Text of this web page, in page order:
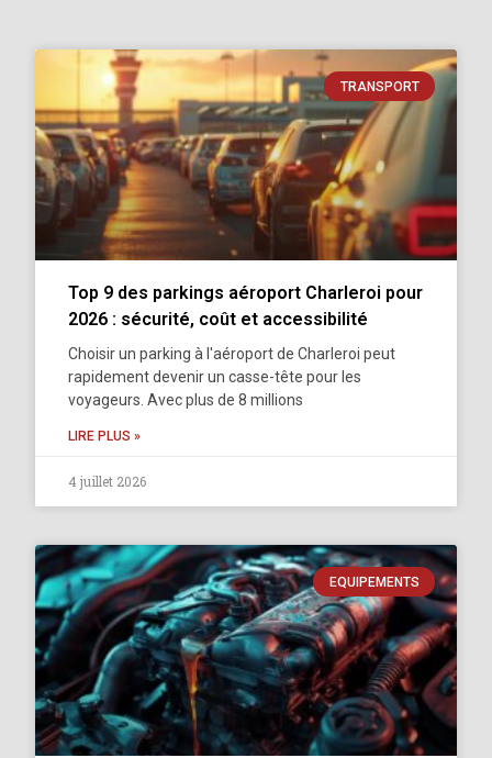
TRANSPORT
Top 9 des parkings aéroport Charleroi pour
2026 : sécurité, coût et accessibilité
Choisir un parking à l'aéroport de Charleroi peut
rapidement devenir un casse-tête pour les
voyageurs. Avec plus de 8 millions
LIRE PLUS »
4 juillet 2026
EQUIPEMENTS